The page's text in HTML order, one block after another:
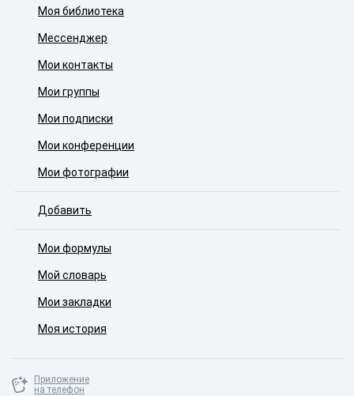
Моя библиотека
Мессенджер
Мои контакты
Мои группы
Мои подписки
Мои конференции
Мои фотографии
Добавить
Мои формулы
Мой словарь
Мои закладки
Моя история
Приложение
на телефон